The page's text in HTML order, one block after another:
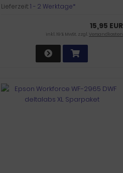
Lieferzeit:1 - 2 Werktage*
15,95 EUR
inkl. 19 % MwSt. zzgl.Versandkosten